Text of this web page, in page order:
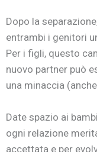
Dopo la
entrambi i genitori
Per i figli, questo
nuovo partner può
una minaccia
Date spazio ai
ogni relazione
accettata e per